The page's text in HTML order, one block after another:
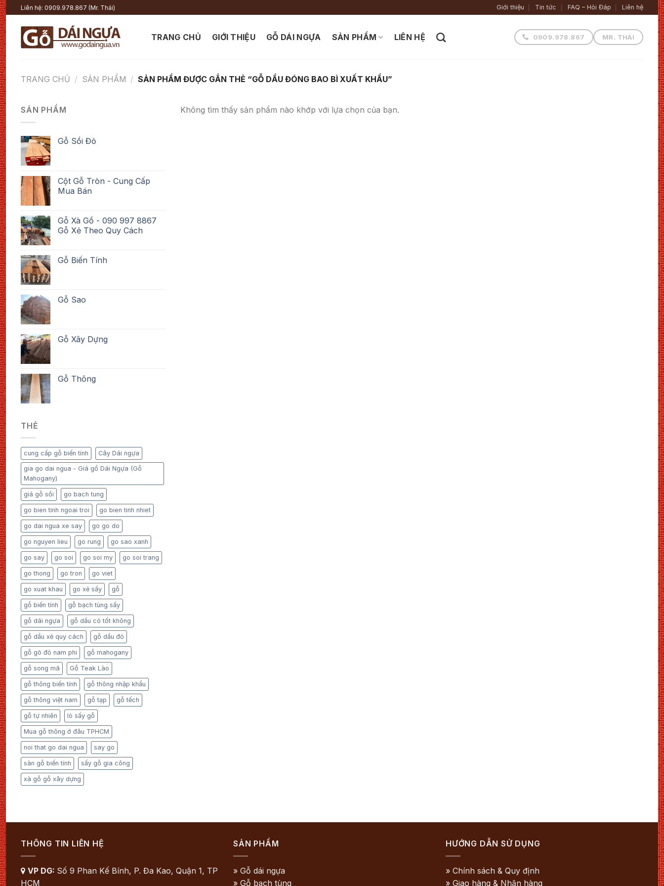
Chuyển
đến
nội
dung
Liên hệ: 0909.978.867 (Mr. Thái) Giới thiệu Tin tức FAQ – Hỏi Đáp Liên hệ
TRANG CHỦ GIỚI THIỆU GỖ DÁI NGỰA SẢN PHẨM LIÊN HỆ 0909.978.867 MR. THÁI
TRANG CHỦ / SẢN PHẨM / SẢN PHẨM ĐƯỢC GẮN THẺ “GỖ DẦU ĐÓNG BAO BÌ XUẤT KHẨU”
SẢN PHẨM
Gỗ Sồi Đỏ
Cột Gỗ Tròn - Cung Cấp
Mua Bán
Gỗ Xà Gồ - 090 997 8867
Gỗ Xẻ Theo Quy Cách
Gỗ Biến Tính
Gỗ Sao
Gỗ Xây Dựng
Gỗ Thông
THẺ
cung cấp gỗ biến tính Cây Dái ngựa
gia go dai ngua - Giá gổ Dái Ngựa (Gỗ
Mahogany)
giá gỗ sồi go bach tung
go bien tinh ngoai troi go bien tinh nhiet
go dai ngua xe say go go do
go nguyen lieu go rung go sao xanh
go say go soi go soi my go soi trang
go thong go tron go viet
go xuat khau go xẻ sấy gỗ
gỗ biến tính gỗ bạch tùng sấy
gỗ dái ngựa gỗ dầu có tốt không
gỗ dầu xẻ quy cách gỗ dầu đỏ
gỗ gõ đỏ nam phi gỗ mahogany
gỗ song mã Gỗ Teak Lào
gỗ thông biến tính gỗ thông nhập khẩu
gỗ thông việt nam gỗ tạp gỗ tếch
gỗ tự nhiên lò sấy gỗ
Mua gỗ thông ở đâu TPHCM
noi that go dai ngua say go
sàn gỗ biến tính sấy gỗ gia công
xà gỗ gỗ xây dựng
Không tìm thấy sản phẩm nào khớp với lựa chọn của bạn.
THÔNG TIN LIÊN HỆ
 VP DG: Số 9 Phan Kế Bính, P. Đa Kao, Quận 1, TP
HCM
SẢN PHẨM
» Gỗ dái ngựa
» Gỗ bạch tùng
HƯỚNG DẪN SỬ DỤNG
» Chính sách & Quy định
» Giao hàng & Nhận hàng